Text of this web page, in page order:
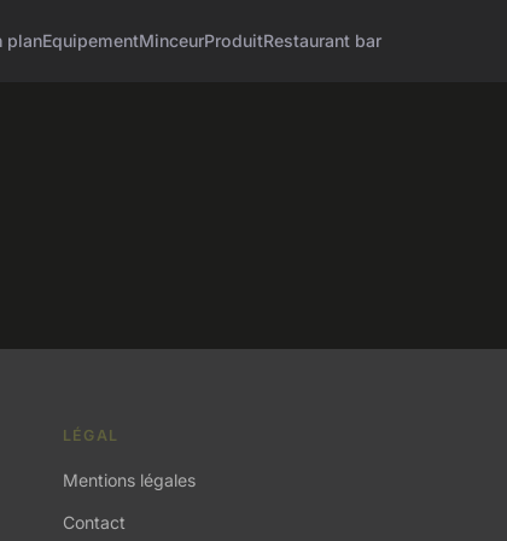
planEquipementMinceurProduitRestaurant bar
LÉGAL
Mentions légales
Contact